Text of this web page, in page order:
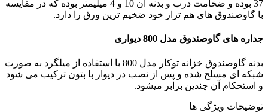
37 بوده و ضخامت درب و بدنه آن 10 و 4 میلیمتر بوده که در مقایسه
با گاوصندوق های هم تراز خود ضخیم ترین ورق را دارد.
جداره های گاوصندوق مدل 800 دیواری
بدنه گاوصندوق خزانه توکار مدل 800 با استفاده از میلگرد به صورت
شبکه ای مسلح شده و پس از نصب در دیوار با بتون ترکیب می شود
و استحکام آن چندین برابر میشود.
توضیحات ویژگی ها